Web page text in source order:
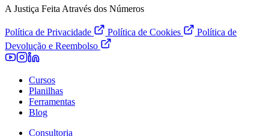
A Justiça Feita Através dos Números
Política de Privacidade Política de Cookies
Política de
Devolução e Reembolso
Cursos
Planilhas
Ferramentas
Blog
Consultoria